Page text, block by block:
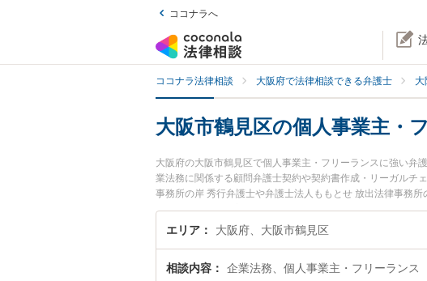
ココナラへ
ココナラ法律相談 大阪府で法律相談できる弁護士 大
大阪市鶴見区の個人事業主・
大阪府の大阪市鶴見区で個人事業主・フリーランスに強い弁
業法務に関係する顧問弁護士契約や契約書作成・リーガルチ
事務所の岸 秀行弁護士や弁護士法人ももとせ 放出法律事務
発生した個人事業主・フリーランスのトラブルを今すぐに弁
無料で個人事業主・フリーランスを法律相談できる大阪市鶴
エリア 大阪府、大阪市鶴見区
相談内容 企業法務、個人事業主・フリーランス